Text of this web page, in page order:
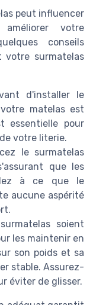
peut influencer
votre
conseils
votre surmatelas
d'installer le
matelas est
essentielle pour
votre literie.
le surmatelas
que les
à ce que le
aucune aspérité
soient
les maintenir en
son poids et sa
stable. Assurez-
éviter de glisser.